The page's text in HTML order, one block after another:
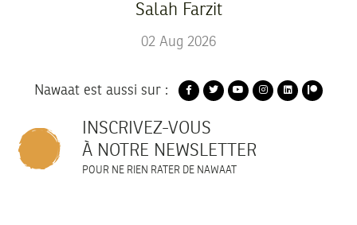
Salah Farzit
02 Aug 2026
Nawaat est aussi sur :
INSCRIVEZ-VOUS
À NOTRE NEWSLETTER
POUR NE RIEN RATER DE NAWAAT